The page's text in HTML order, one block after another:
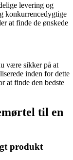
levering og
konkurrencedygtige
at finde de ønskede
være sikker på at
inden for dette
at finde den bedste
til en
produkt